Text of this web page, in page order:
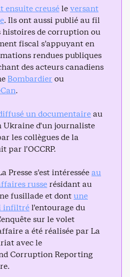
ensuite creuséleversant
. Ils ont aussi publié au fil
histoires de corruption ou
fiscal s’appuyant en
rendues publiques
des acteurs canadiens
Bombardier ou
.
un documentaireau
d’un journaliste
les collègues de la
par l’OCCRP.
Presse s’est intéresséeau
russerésidant au
fusillade et dontune
infiltrél’entourage du
sur le volet
a été réalisée par La
avec le
Corruption Reporting